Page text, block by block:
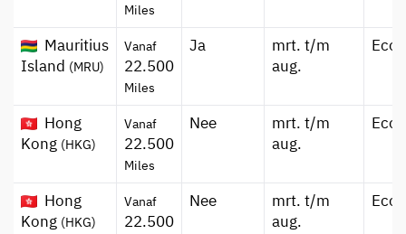
Miles
Mauritius
Island (MRU)
Vanaf
22.500
Miles
Ja
mrt. t/m
aug.
Hong
Kong (HKG)
Vanaf
22.500
Miles
Nee
mrt. t/m
aug.
Hong
Kong (HKG)
Vanaf
22.500
Nee
mrt. t/m
aug.